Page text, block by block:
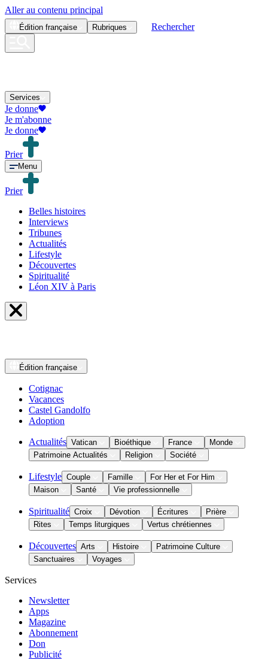
Aller au contenu principal
Édition française Rubriques Rechercher
Services
Je donne
Je m'abonne
Je donne
Prier
Menu
Prier
Belles histoires
Interviews
Tribunes
Actualités
Lifestyle
Découvertes
Spiritualité
Léon XIV à Paris
Édition française
Cotignac
Vacances
Castel Gandolfo
Adoption
Actualités Vatican Bioéthique France
Monde
Patrimoine Actualités
Religion Société
Lifestyle Couple Famille
For Her et For Him
Maison
Santé Vie professionnelle
Spiritualité Croix Dévotion Écritures
Prière
Rites
Temps liturgiques Vertus chrétiennes
Découvertes Arts Histoire
Patrimoine Culture
Sanctuaires
Voyages
Services
Newsletter
Apps
Magazine
Abonnement
Don
Publicité